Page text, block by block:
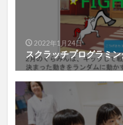
2022年1月24日
スクラッチプログラミ